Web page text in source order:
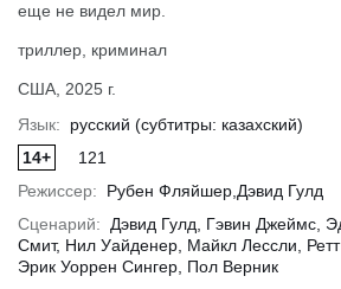
Мотор сити
еще не видел мир.
триллер, криминал
США, 2025 г.
Язык:
русский (субтитры: казахский)
14+
121
Режиссер:
Рубен Фляйшер,Дэвид Гулд
Сценарий:
Дэвид Гулд, Гэвин Джеймс,
Смит, Нил Уайденер, Майкл Лессли,
Эрик Уоррен Сингер, Пол Верник